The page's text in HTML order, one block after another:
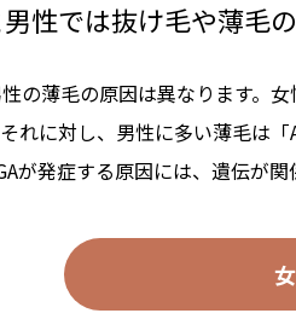
性では抜け毛や薄毛
の薄毛の原因は異なります。
れに対し、男性に多い薄毛は
が発症する原因には、遺伝が関